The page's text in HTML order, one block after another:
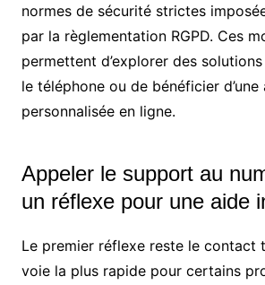
normes de sécurité strictes
par la règlementation RGPD. Ces
permettent d’explorer des
le téléphone ou de bénéficier d’une
personnalisée en ligne.
Appeler le support au
un réflexe pour une aide
Le premier réflexe reste le contact
voie la plus rapide pour certains